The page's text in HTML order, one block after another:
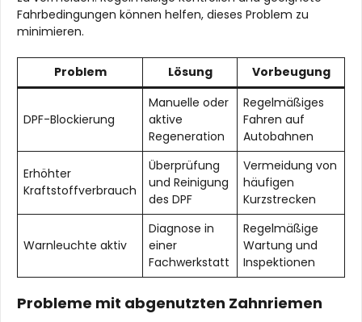
Fahrbedingungen können helfen, dieses Problem zu
minimieren.
Problem Lösung Vorbeugung
DPF-Blockierung
Manuelle oder
aktive
Regeneration
Regelmäßiges
Fahren auf
Autobahnen
Erhöhter
Kraftstoffverbrauch
Überprüfung
und Reinigung
des DPF
Vermeidung von
häufigen
Kurzstrecken
Warnleuchte aktiv
Diagnose in
einer
Fachwerkstatt
Regelmäßige
Wartung und
Inspektionen
Probleme mit abgenutzten Zahnriemen